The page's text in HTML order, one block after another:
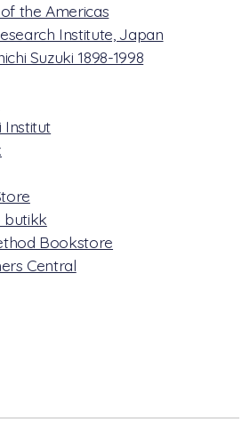
the Americas
Institute, Japan
Suzuki 1898-1998
Institut
butikk
Bookstore
Central